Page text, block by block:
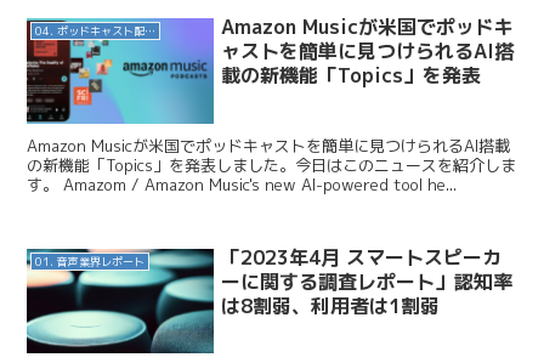
04. ポッドキャスト配信・制作等
Amazon Musicが米国でポッドキ
ャストを簡単に見つけられるAI搭
載の新機能「Topics」を発表
Amazon Musicが米国でポッドキャストを簡単に見つけられるAI搭載
の新機能「Topics」を発表しました。今日はこのニュースを紹介しま
す。 Amazom / Amazon Music's new AI-powered tool he...
01. 音声業界レポート
「2023年4月 スマートスピーカ
ーに関する調査レポート」認知率
は8割弱、利用者は1割弱